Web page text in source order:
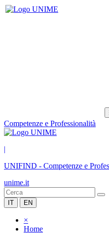
Competenze e Professionalità
|
UNIFIND - Competenze e
unime.it
IT EN
×
Home